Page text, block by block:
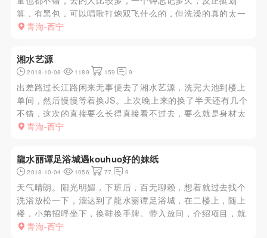
算，有黑包，可以唱歌打炮双飞什么的，但洗澡的真的太一
般，对了，300块钱还带一个足疗，挺划算，我是去了太害
会，服务态度都很好...
青海-西宁
湘水艺源
2018-10-08 1189 159 9
出差路过长江路闲来无事便去了湘水艺源，洗完大池到楼上
单间，然后慢慢等着换JS。上次晚上来的换了半天还有几个
不错，这次的直接要么长得直接看不过去，要么就是身材太
差，把下午上班的JS换遍了，最后上钟忘记了只记得带1。
的真实模样。结...
青海-西宁
龍水丽谭足浴城遇kouhuo好的妹纸
2018-10-04 1056 77 9
天气晴朗。阳光明媚，下班后，百无聊赖，想着就过去找个
洗浴放松一下，溜达到了龍水丽谭足浴城，在二楼上，随上
楼，小弟招呼坐下，换鞋换手牌。带入放间，介绍项目，就
来一个中档的，一共换三女，前两个不是菜，第三个容貌姣
青海-西宁